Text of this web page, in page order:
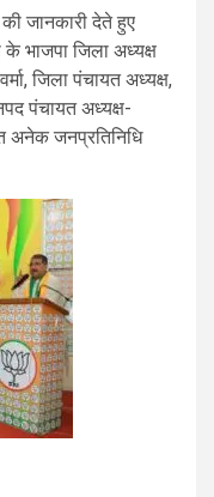
जानकारी देते हुए
के भाजपा जिला अध्यक्ष
जिला पंचायत अध्यक्ष,
पंचायत अध्यक्ष-
अनेक जनप्रतिनिधि